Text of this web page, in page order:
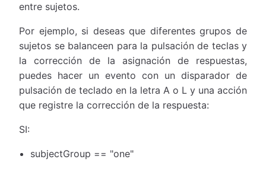
entre sujetos.
Por ejemplo, si deseas que diferentes grupos de
sujetos se balanceen para la pulsación de teclas y
la corrección de la asignación de respuestas,
puedes hacer un evento con un disparador de
pulsación de teclado en la letra A o L y una acción
que registre la corrección de la respuesta:
SI:
subjectGroup == "one"